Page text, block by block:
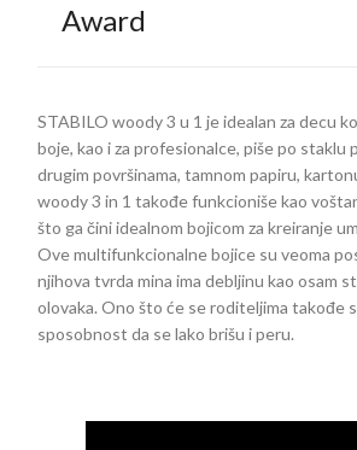
Award
STABILO woody 3 u 1 je idealan za decu
boje, kao i za profesionalce, piše po staklu
drugim površinama, tamnom papiru,
woody 3 in 1 takođe funkcioniše kao
što ga čini idealnom bojicom za kreiranje
Ove multifunkcionalne bojice su veoma
njihova tvrda mina ima debljinu kao osam
olovaka. Ono što će se roditeljima takođe
sposobnost da se lako brišu i peru.